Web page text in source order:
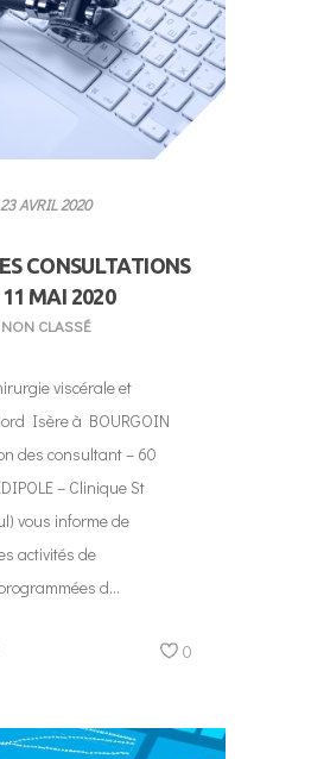
23 AVRIL 2020
CONSULTATIONS
11 MAI 2020
NON CLASSÉ
viscérale et
Isère à BOURGOIN
des consultant – 60
– Clinique St
vous informe de
activités de
d...
0